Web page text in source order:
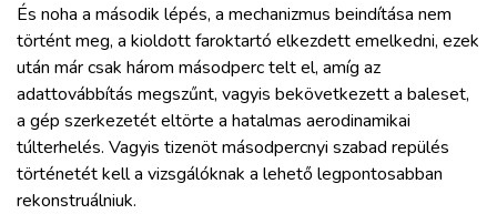
És noha a második lépés, a mechanizmus beindítása nem
történt meg, a kioldott faroktartó elkezdett emelkedni, ezek
után már csak három másodperc telt el, amíg az
adattovábbítás megszűnt, vagyis bekövetkezett a baleset,
a gép szerkezetét eltörte a hatalmas aerodinamikai
túlterhelés. Vagyis tizenöt másodpercnyi szabad repülés
történetét kell a vizsgálóknak a lehető legpontosabban
rekonstruálniuk.